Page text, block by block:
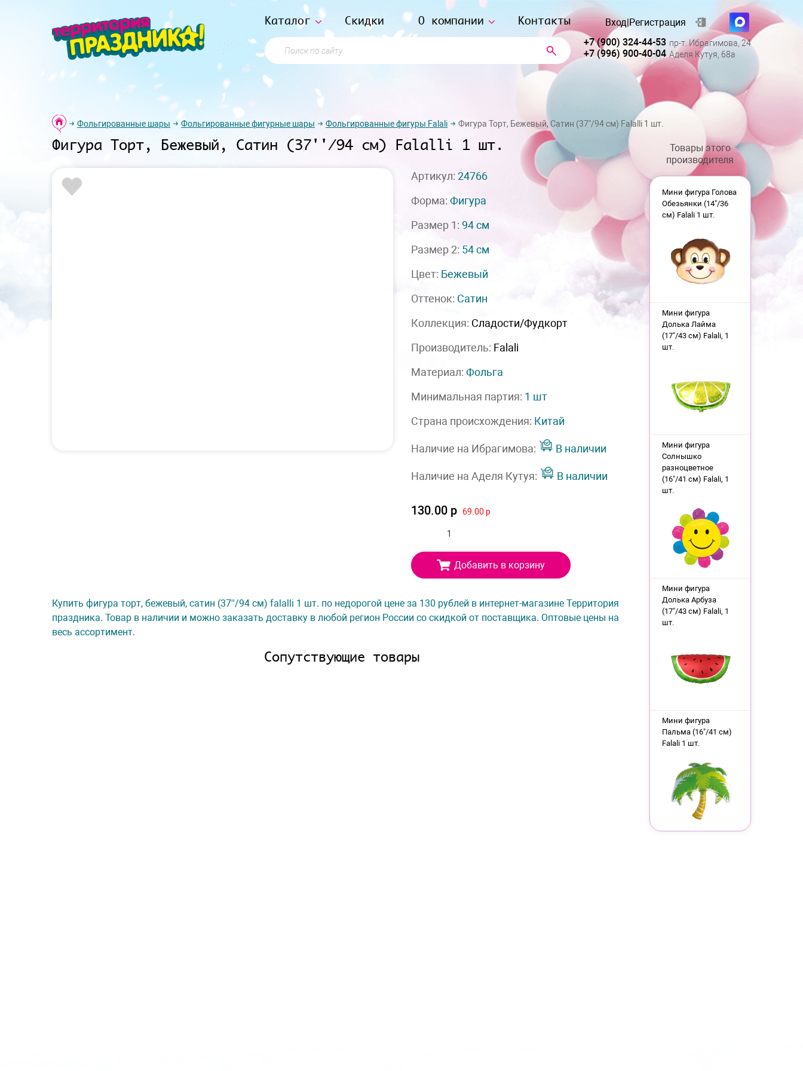
Каталог Скидки О компании Контакты
Поиск по сайту
Вход|Регистрация
+7 (900) 324-44-53 пр-т. Ибрагимова, 24
+7 (996) 900-40-04 Аделя Кутуя, 68а
Фольгированные шары Фольгированные фигурные шары Фольгированные фигуры Falali Фигура Торт, Бежевый, Сатин (37''/94 см) Falalli 1 шт.
Фигура Торт, Бежевый, Сатин (37''/94 см) Falalli 1 шт.
Артикул: 24766
Форма: Фигура
Размер 1: 94 см
Размер 2: 54 см
Цвет: Бежевый
Оттенок: Сатин
Коллекция: Сладости/Фудкорт
Производитель: Falali
Материал: Фольга
Минимальная партия: 1 шт
Страна происхождения: Китай
Наличие на Ибрагимова: В наличии
Наличие на Аделя Кутуя: В наличии
130.00 р 69.00 р
Добавить в корзину
Купить фигура торт, бежевый, сатин (37''/94 см) falalli 1 шт. по недорогой цене за 130 рублей в интернет-магазине Территория
праздника. Товар в наличии и можно заказать доставку в любой регион России со скидкой от поставщика. Оптовые цены на
весь ассортимент.
Сопутствующие товары
Товары этого
производителя
Мини фигура Голова
Обезьянки (14"/36
см) Falali 1 шт.
Мини фигура
Долька Лайма
(17"/43 см) Falali, 1
шт.
Мини фигура
Солнышко
разноцветное
(16"/41 см) Falali, 1
шт.
Мини фигура
Долька Арбуза
(17"/43 см) Falali, 1
шт.
Мини фигура
Пальма (16"/41 см)
Falali 1 шт.